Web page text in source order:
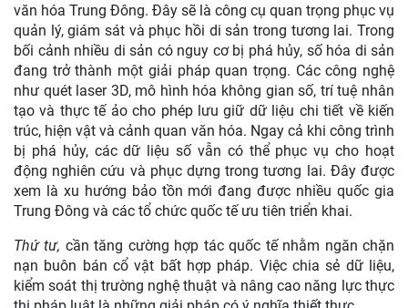
văn hóa Trung Đông. Đây sẽ là công cụ quan trọng phục vụ
quản lý, giám sát và phục hồi di sản trong tương lai. Trong
bối cảnh nhiều di sản có nguy cơ bị phá hủy, số hóa di sản
đang trở thành một giải pháp quan trọng. Các công nghệ
như quét laser 3D, mô hình hóa không gian số, trí tuệ nhân
tạo và thực tế ảo cho phép lưu giữ dữ liệu chi tiết về kiến
trúc, hiện vật và cảnh quan văn hóa. Ngay cả khi công trình
bị phá hủy, các dữ liệu số vẫn có thể phục vụ cho hoạt
động nghiên cứu và phục dựng trong tương lai. Đây được
xem là xu hướng bảo tồn mới đang được nhiều quốc gia
Trung Đông và các tổ chức quốc tế ưu tiên triển khai.
Thứ tư, cần tăng cường hợp tác quốc tế nhằm ngăn chặn
nạn buôn bán cổ vật bất hợp pháp. Việc chia sẻ dữ liệu,
kiểm soát thị trường nghệ thuật và nâng cao năng lực thực